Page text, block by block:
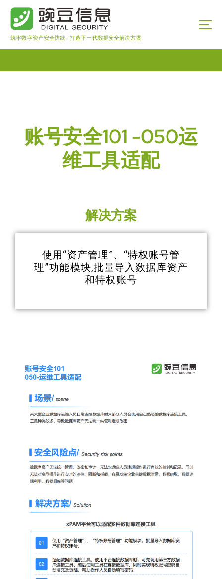
筑牢数字资产安全防线 · 打造下一代数据安全解决方案
账号安全101 -050运
维工具适配
解决方案
使用“资产管理”、“特权账号管
理”功能模块,批量导入数据库资产
和特权账号